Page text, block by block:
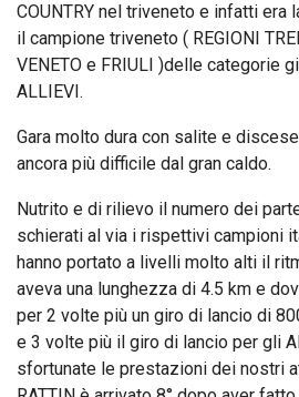
COUNTRY nel triveneto e infatti era
il campione triveneto ( REGIONI
VENETO e FRIULI )delle categorie
ALLIEVI.
Gara molto dura con salite e
ancora più difficile dal gran caldo.
Nutrito e di rilievo il numero dei
schierati al via i rispettivi campioni
hanno portato a livelli molto alti il
aveva una lunghezza di 4.5 km e
per 2 volte più un giro di lancio di
e 3 volte più il giro di lancio per gli
sfortunate le prestazioni dei nostri